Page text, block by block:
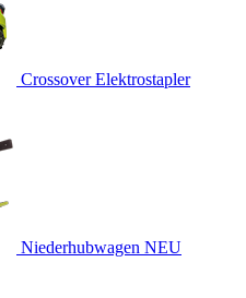
Crossover Elektrostapler
Niederhubwagen NEU